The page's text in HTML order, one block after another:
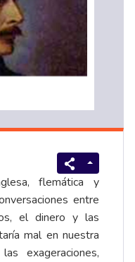
flemática y
entre
el dinero y las
mal en nuestra
exageraciones,